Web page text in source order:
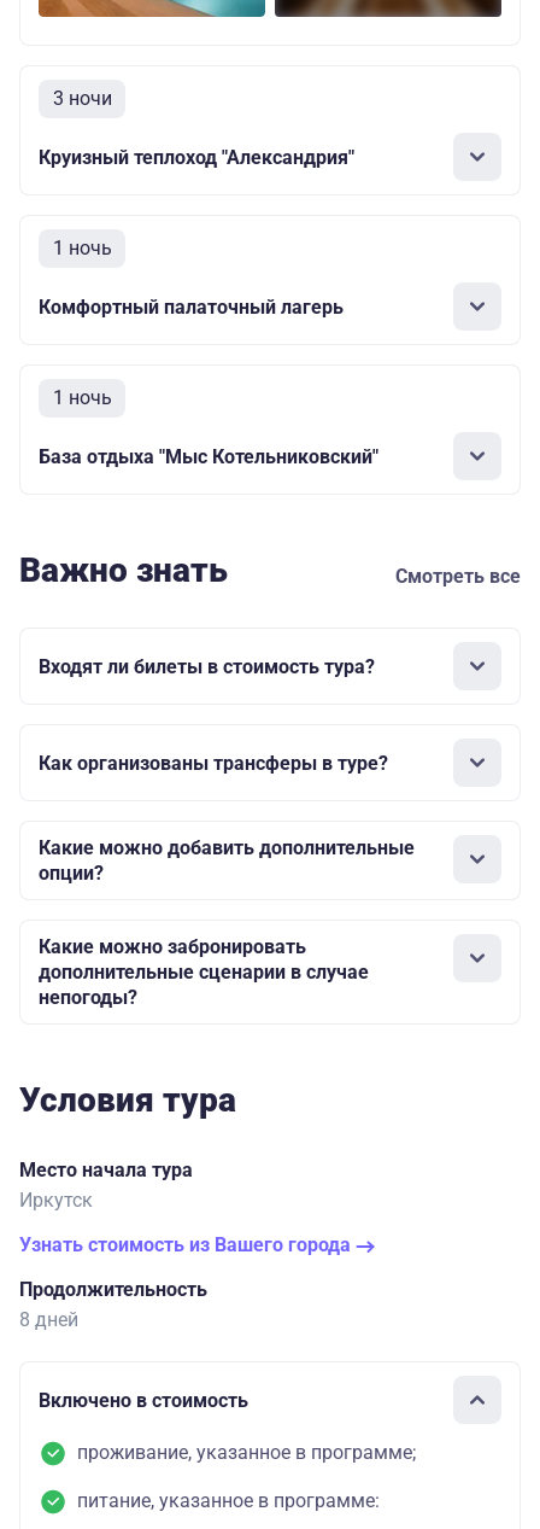
3 ночи
Круизный теплоход "Александрия"
1 ночь
Комфортный палаточный лагерь
1 ночь
База отдыха "Мыс Котельниковский"
Важно знать Смотреть все
Входят ли билеты в стоимость тура?
Как организованы трансферы в туре?
Какие можно добавить дополнительные
опции?
Какие можно забронировать
дополнительные сценарии в случае
непогоды?
Условия тура
Место начала тура
Иркутск
Узнать стоимость из Вашего города
Продолжительность
8 дней
Включено в стоимость
проживание, указанное в программе;
питание, указанное в программе: